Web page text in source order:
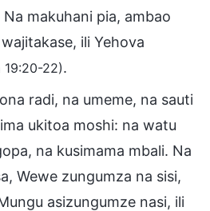
makuhani pia, ambao
ili Yehova
19:20-22).
radi, na umeme, na sauti
ukitoa moshi: na watu
na kusimama mbali. Na
Wewe zungumza na sisi,
asizungumze nasi, ili